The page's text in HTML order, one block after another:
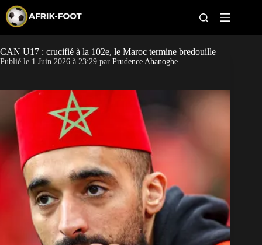
p
o
c
n
CAN féminine
Pays
Classement
Paris sportifs
CAN U17 : crucifié à la 102e, le Maroc termine bredouille
Publié le 1 Juin 2026 à 23:29 par Prudence Ahanogbe